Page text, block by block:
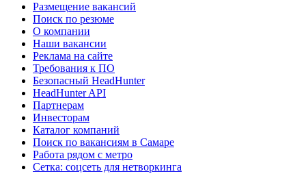
Размещение вакансий
Поиск по резюме
О компании
Наши вакансии
Реклама на сайте
Требования к ПО
Безопасный HeadHunter
HeadHunter API
Партнерам
Инвесторам
Каталог компаний
Поиск по вакансиям в Самаре
Работа рядом с метро
Сетка: соцсеть для нетворкинга